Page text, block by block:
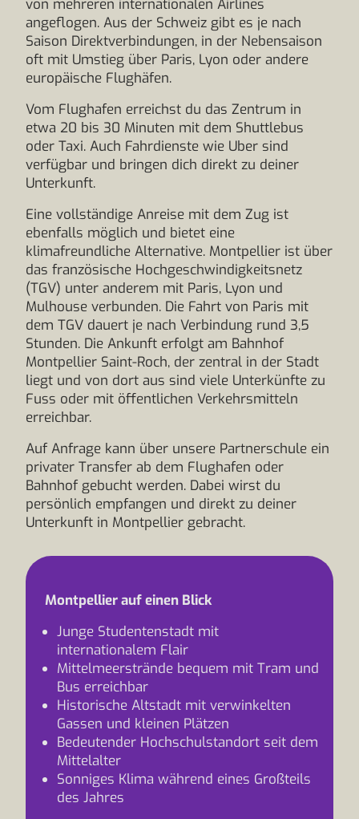
von mehreren internationalen Airlines
angeflogen. Aus der Schweiz gibt es je nach
Saison Direktverbindungen, in der Nebensaison
oft mit Umstieg über Paris, Lyon oder andere
europäische Flughäfen.
Vom Flughafen erreichst du das Zentrum in
etwa 20 bis 30 Minuten mit dem Shuttlebus
oder Taxi. Auch Fahrdienste wie Uber sind
verfügbar und bringen dich direkt zu deiner
Unterkunft.
Eine vollständige Anreise mit dem Zug ist
ebenfalls möglich und bietet eine
klimafreundliche Alternative. Montpellier ist über
das französische Hochgeschwindigkeitsnetz
(TGV) unter anderem mit Paris, Lyon und
Mulhouse verbunden. Die Fahrt von Paris mit
dem TGV dauert je nach Verbindung rund 3,5
Stunden. Die Ankunft erfolgt am Bahnhof
Montpellier Saint-Roch, der zentral in der Stadt
liegt und von dort aus sind viele Unterkünfte zu
Fuss oder mit öffentlichen Verkehrsmitteln
erreichbar.
Auf Anfrage kann über unsere Partnerschule ein
privater Transfer ab dem Flughafen oder
Bahnhof gebucht werden. Dabei wirst du
persönlich empfangen und direkt zu deiner
Unterkunft in Montpellier gebracht.
Montpellier auf einen Blick
Junge Studentenstadt mit
internationalem Flair
Mittelmeerstrände bequem mit Tram und
Bus erreichbar
Historische Altstadt mit verwinkelten
Gassen und kleinen Plätzen
Bedeutender Hochschulstandort seit dem
Mittelalter
Sonniges Klima während eines Großteils
des Jahres